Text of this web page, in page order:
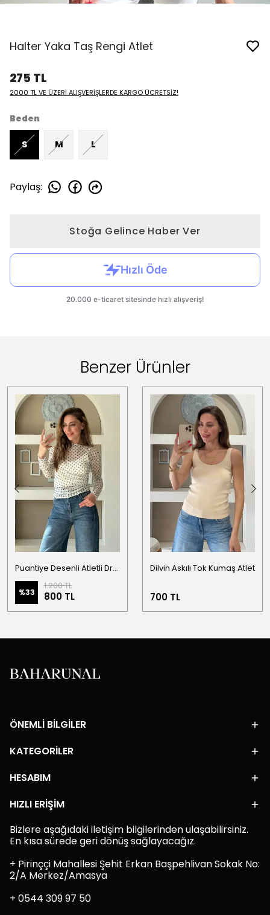
Halter Yaka Taş Rengi Atlet
275 TL
2000 TL VE ÜZERİ ALIŞVERİŞLERDE KARGO ÜCRETSİZ!
Beden
S M L
Paylaş:
Stoğa Gelince Haber Ver
Benzer Ürünler
Puantiye Desenli Atletli Drapeli Bluz
%33
1.200 TL
800 TL
Dilvin Askılı Tok Kumaş Atlet
700 TL
ÖNEMLİ BİLGİLER
KATEGORİLER
HESABIM
HIZLI ERİŞİM
Bizlere aşağıdaki iletişim bilgilerinden ulaşabilirsiniz.
En kısa sürede geri dönüş sağlayacağız.
+ Pirinççi Mahallesi Şehit Erkan Başpehlivan Sokak No:
2/A Merkez/Amasya
+ 0544 309 97 50